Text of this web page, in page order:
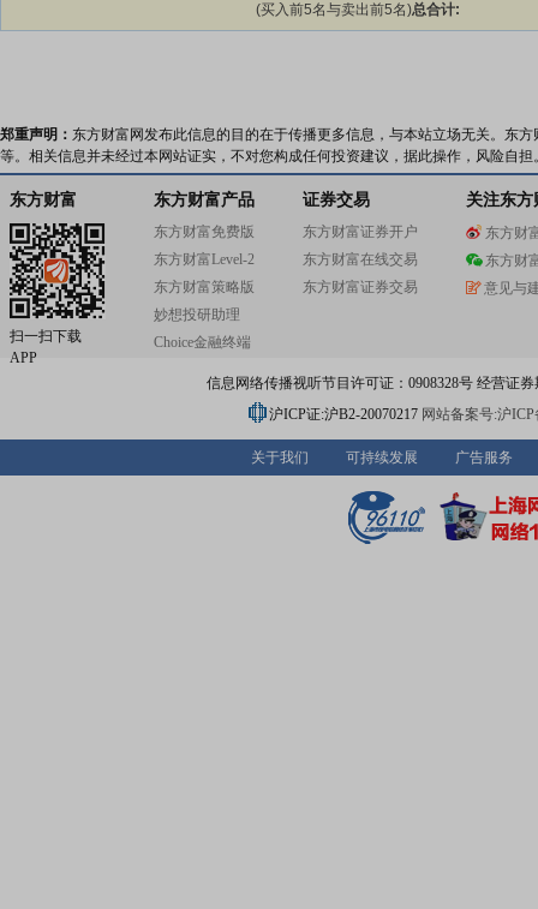
(买入前5名与卖出前5名)总合计:
郑重声明： 东方财富网发布此信息的目的在于传播更多信息，与本站立场无关。东
等。相关信息并未经过本网站证实，不对您构成任何投资建议，据此操作，风险自担